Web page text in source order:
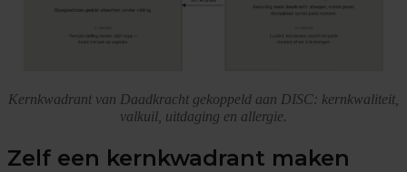
Kernkwadrant van Daadkracht gekoppeld aan DISC: kernkwaliteit,
valkuil, uitdaging en allergie.
Zelf een kernkwadrant maken